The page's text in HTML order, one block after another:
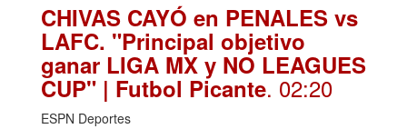
CHIVAS CAYÓ en PENALES vs
LAFC. "Principal objetivo
ganar LIGA MX y NO LEAGUES
CUP" | Futbol Picante. 02:20
ESPN Deportes